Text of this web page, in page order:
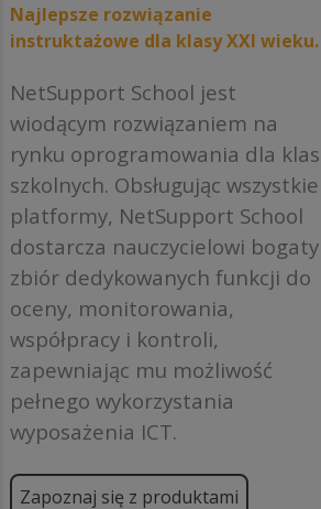
Najlepsze rozwiązanie
instruktażowe dla klasy XXI wieku.
NetSupport School jest
wiodącym rozwiązaniem na
rynku oprogramowania dla klas
szkolnych. Obsługując wszystkie
platformy, NetSupport School
dostarcza nauczycielowi bogaty
zbiór dedykowanych funkcji do
oceny, monitorowania,
współpracy i kontroli,
zapewniając mu możliwość
pełnego wykorzystania
wyposażenia ICT.
Zapoznaj się z produktami